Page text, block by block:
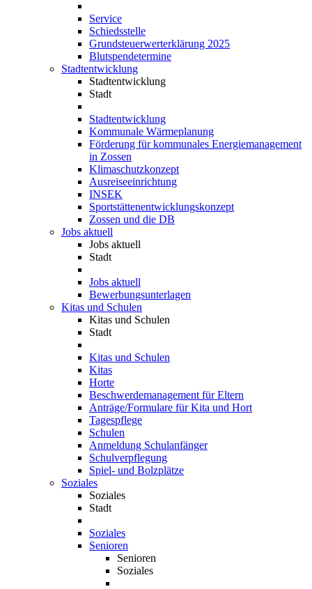
Service
Schiedsstelle
Grundsteuerwerterklärung 2025
Blutspendetermine
Stadtentwicklung
Stadtentwicklung
Stadt
Stadtentwicklung
Kommunale Wärmeplanung
Förderung für kommunales Energiemanagement
in Zossen
Klimaschutzkonzept
Ausreiseeinrichtung
INSEK
Sportstättenentwicklungskonzept
Zossen und die DB
Jobs aktuell
Jobs aktuell
Stadt
Jobs aktuell
Bewerbungsunterlagen
Kitas und Schulen
Kitas und Schulen
Stadt
Kitas und Schulen
Kitas
Horte
Beschwerdemanagement für Eltern
Anträge/Formulare für Kita und Hort
Tagespflege
Schulen
Anmeldung Schulanfänger
Schulverpflegung
Spiel- und Bolzplätze
Soziales
Soziales
Stadt
Soziales
Senioren
Senioren
Soziales